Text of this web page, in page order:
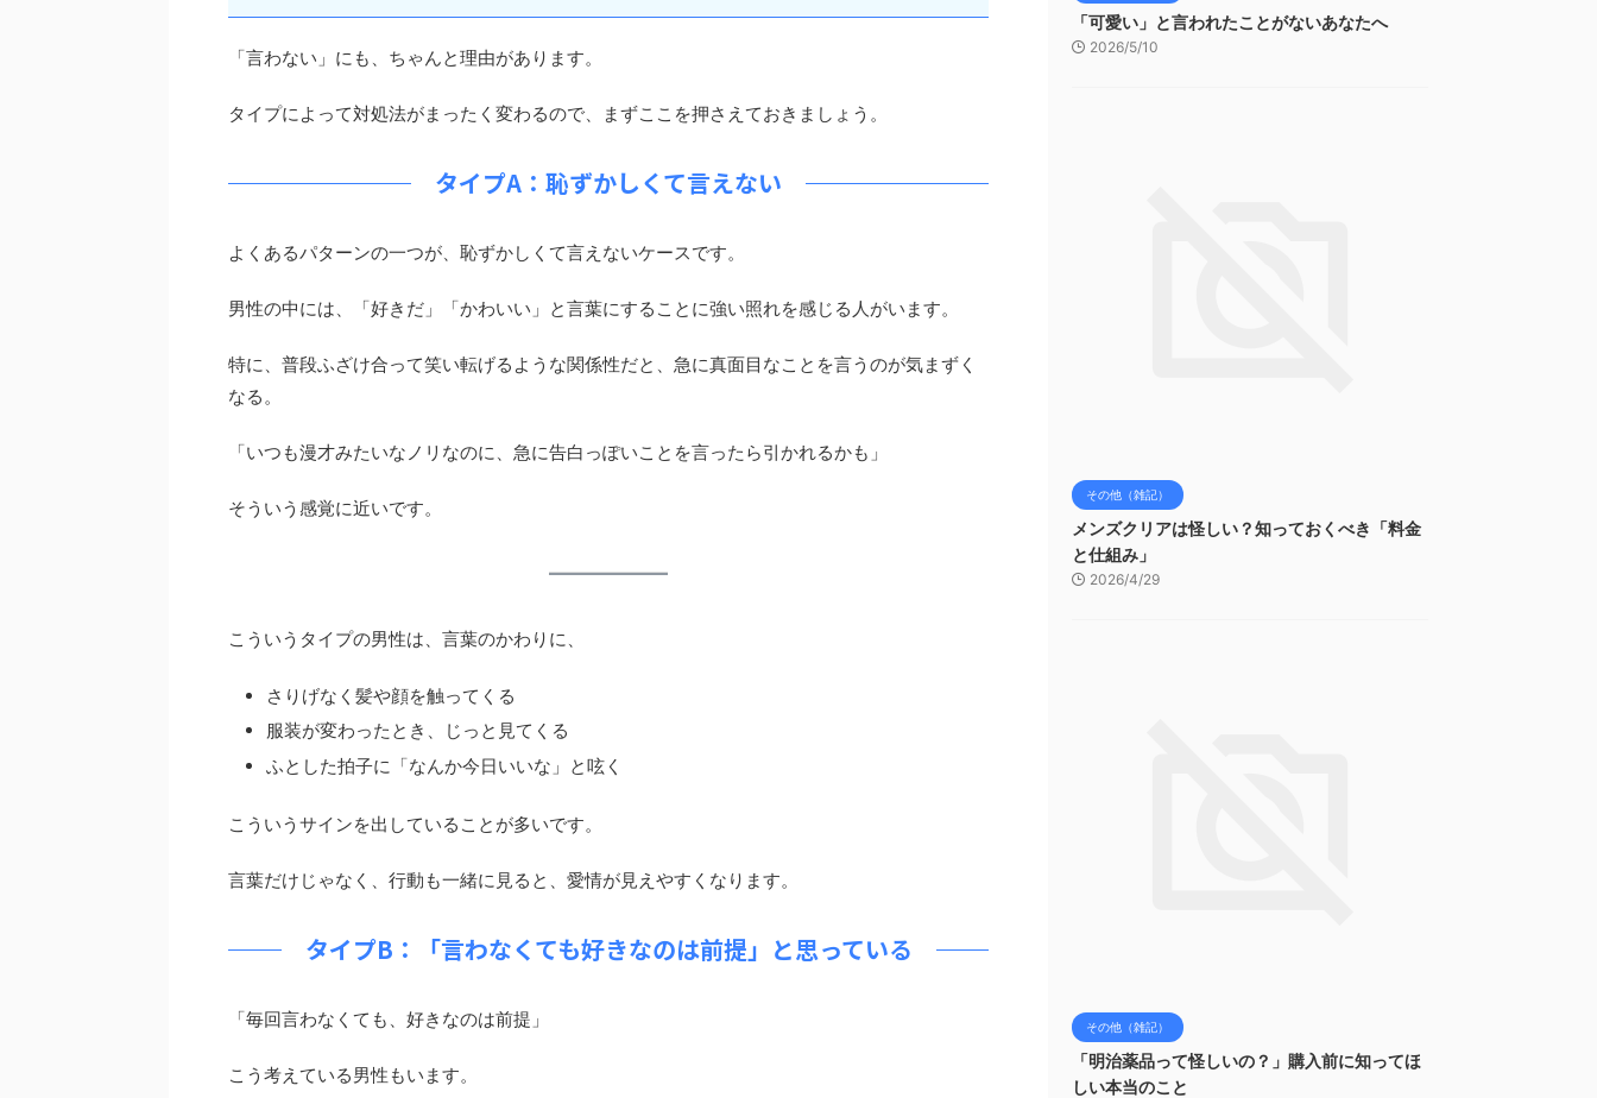
「言わない」にも、ちゃんと理由があります。
タイプによって対処法がまったく変わるので、まずここを押さえておきましょう。
タイプA：恥ずかしくて言えない
よくあるパターンの一つが、恥ずかしくて言えないケースです。
男性の中には、「好きだ」「かわいい」と言葉にすることに強い照れを感じる人がいます。
特に、普段ふざけ合って笑い転げるような関係性だと、急に真面目なことを言うのが気まずく
なる。
「いつも漫才みたいなノリなのに、急に告白っぽいことを言ったら引かれるかも」
そういう感覚に近いです。
こういうタイプの男性は、言葉のかわりに、
さりげなく髪や顔を触ってくる
服装が変わったとき、じっと見てくる
ふとした拍子に「なんか今日いいな」と呟く
こういうサインを出していることが多いです。
言葉だけじゃなく、行動も一緒に見ると、愛情が見えやすくなります。
タイプB：「言わなくても好きなのは前提」と思っている
「毎回言わなくても、好きなのは前提」
こう考えている男性もいます。
「可愛い」と言われたことがないあなたへ
2026/5/10
その他（雑記）
メンズクリアは怪しい？知っておくべき「料金
と仕組み」
2026/4/29
その他（雑記）
「明治薬品って怪しいの？」購入前に知ってほ
しい本当のこと